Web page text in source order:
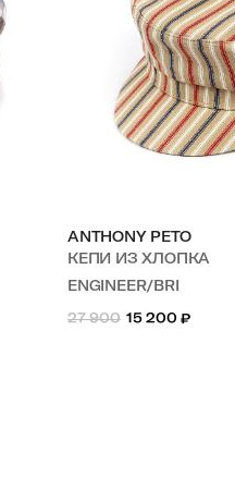
ANTHONY PETO
КЕПИ ИЗ ХЛОПКА
ENGINEER/BRI
27 900
15 200 ₽